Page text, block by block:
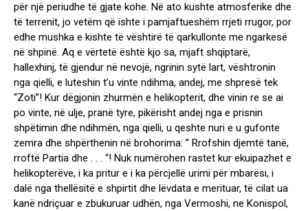
për një periudhe të gjate kohe. Në ato kushte atmosferike dhe
të terrenit, jo vetëm që ishte i pamjaftueshëm rrjeti rrugor, por
edhe mushka e kishte të vështirë të qarkullonte me ngarkesë
në shpinë. Aq e vërtetë është kjo sa, mjaft shqiptarë,
hallexhinj, të gjendur në nevojë, ngrinin sytë lart, vështronin
nga qielli, e luteshin t’u vinte ndihma, andej, me shpresë tek
“Zoti”! Kur dëgjonin zhurmën e helikopterit, dhe vinin re se ai
po vinte, në ulje, pranë tyre, pikërisht andej nga e prisnin
shpëtimin dhe ndihmën, nga qielli, u qeshte nuri e u gufonte
zemra dhe shpërthenin në brohorima: ” Rrofshin djemtë tanë,
rroftë Partia dhe . . . “! Nuk numërohen rastet kur ekuipazhet e
helikopterëve, i ka pritur e i ka përcjellë urimi për mbarësi, i
dalë nga thellësitë e shpirtit dhe lëvdata e merituar, të cilat ua
kanë ndriçuar e zbukuruar udhën, nga Vermoshi, ne Konispol,